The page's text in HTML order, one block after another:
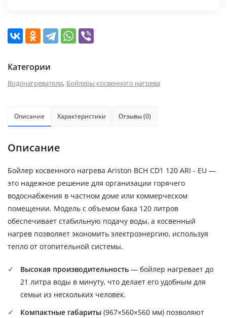
Категории
Водонагреватели, Бойлеры косвенного нагрева
Описание Характеристики Отзывы (0)
Описание
Бойлер косвенного нагрева Ariston BCH CD1 120 ARI - EU —
это надежное решение для организации горячего
водоснабжения в частном доме или коммерческом
помещении. Модель с объемом бака 120 литров
обеспечивает стабильную подачу воды, а косвенный
нагрев позволяет экономить электроэнергию, используя
тепло от отопительной системы.
Высокая производительность — бойлер нагревает до
21 литра воды в минуту, что делает его удобным для
семьи из нескольких человек.
Компактные габариты (967×560×560 мм) позволяют